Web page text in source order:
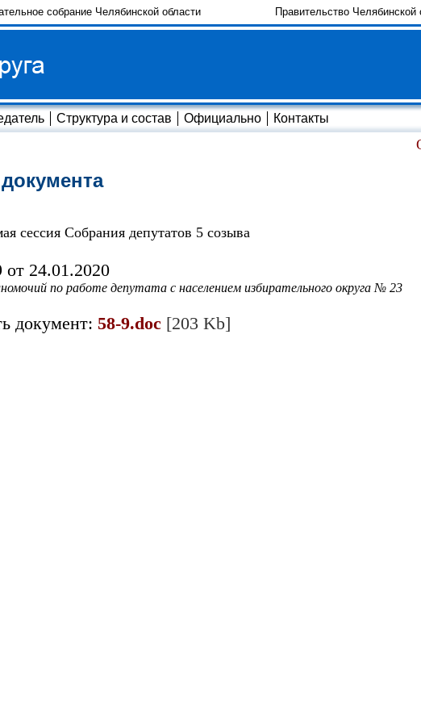
собрание Челябинской области Правительство Челябинской
Структура и состав Официально Контакты
сессия Собрания депутатов 5 созыва
24.01.2020
по работе депутата с населением избирательного округа № 23
документ: 58-9.doc [203 Kb]